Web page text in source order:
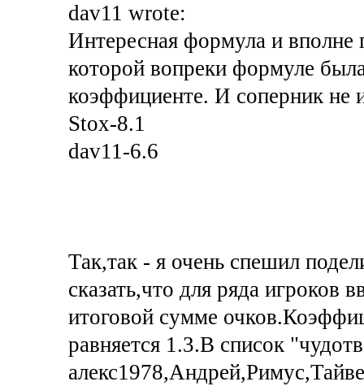
dav11 wrote:
Интересная формула и вполне
которой вопреки формуле
коэффициенте. И соперник не
Stox-8.1
dav11-6.6
Так,так - я очень спешил
сказать,что для ряда
итоговой сумме
равняется 1.3.В список